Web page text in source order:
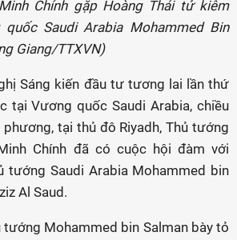
Chính gặp Hoàng Thái tử kiêm
Saudi Arabia Mohammed Bin
Giang/TTXVN)
Sáng kiến đầu tư tương lai lần thứ
tại Vương quốc Saudi Arabia, chiều
tại thủ đô Riyadh, Thủ tướng
Chính đã có cuộc hội đàm với
tướng Saudi Arabia Mohammed bin
Al Saud.
tướng Mohammed bin Salman bày tỏ